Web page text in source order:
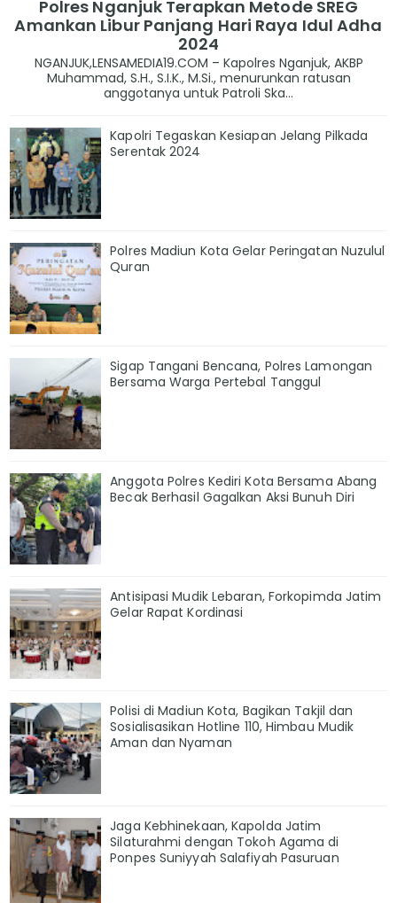
Polres Nganjuk Terapkan Metode SREG
Amankan Libur Panjang Hari Raya Idul Adha
2024
NGANJUK,LENSAMEDIA19.COM – Kapolres Nganjuk, AKBP
Muhammad, S.H., S.I.K., M.Si., menurunkan ratusan
anggotanya untuk Patroli Ska...
Kapolri Tegaskan Kesiapan Jelang Pilkada
Serentak 2024
Polres Madiun Kota Gelar Peringatan Nuzulul
Quran
Sigap Tangani Bencana, Polres Lamongan
Bersama Warga Pertebal Tanggul
Anggota Polres Kediri Kota Bersama Abang
Becak Berhasil Gagalkan Aksi Bunuh Diri
Antisipasi Mudik Lebaran, Forkopimda Jatim
Gelar Rapat Kordinasi
Polisi di Madiun Kota, Bagikan Takjil dan
Sosialisasikan Hotline 110, Himbau Mudik
Aman dan Nyaman
Jaga Kebhinekaan, Kapolda Jatim
Silaturahmi dengan Tokoh Agama di
Ponpes Suniyyah Salafiyah Pasuruan